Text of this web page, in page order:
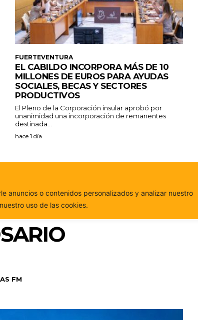
FUERTEVENTURA
EL CABILDO INCORPORA MÁS DE 10
MILLONES DE EUROS PARA AYUDAS
SOCIALES, BECAS Y SECTORES
PRODUCTIVOS
El Pleno de la Corporación insular aprobó por
unanimidad una incorporación de remanentes
destinada...
hace 1 día